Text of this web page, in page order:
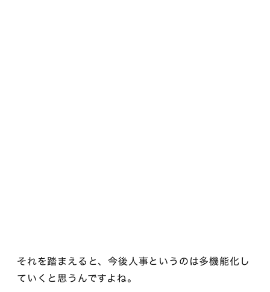
それを踏まえると、今後人事というのは多機能化し
ていくと思うんですよね。